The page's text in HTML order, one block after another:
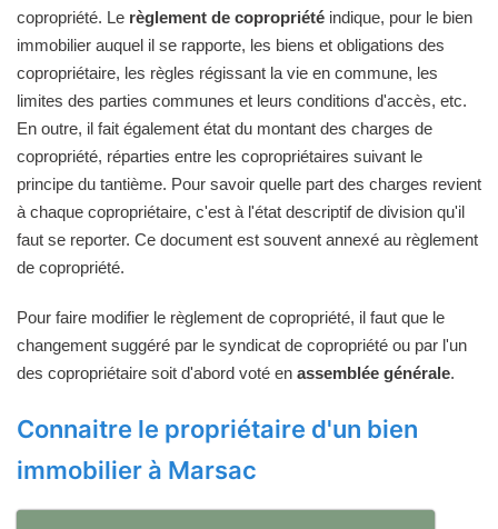
copropriété. Le règlement de copropriété indique, pour le bien
immobilier auquel il se rapporte, les biens et obligations des
copropriétaire, les règles régissant la vie en commune, les
limites des parties communes et leurs conditions d'accès, etc.
En outre, il fait également état du montant des charges de
copropriété, réparties entre les copropriétaires suivant le
principe du tantième. Pour savoir quelle part des charges revient
à chaque copropriétaire, c'est à l'état descriptif de division qu'il
faut se reporter. Ce document est souvent annexé au règlement
de copropriété.
Pour faire modifier le règlement de copropriété, il faut que le
changement suggéré par le syndicat de copropriété ou par l'un
des copropriétaire soit d'abord voté en assemblée générale.
Connaitre le propriétaire d'un bien
immobilier à Marsac